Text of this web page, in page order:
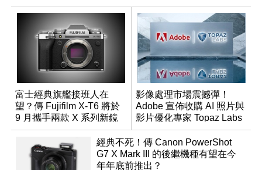
富士經典旗艦接班人在
望？傳 Fujifilm X-T6 將於
9 月攜手兩款 X 系列新鏡
頭登場
影像處理市場震撼彈！
Adobe 宣佈收購 AI 照片與
影片優化專家 Topaz Labs
經典不死！傳 Canon PowerShot
G7 X Mark III 的後繼機種有望在今
年年底前推出？